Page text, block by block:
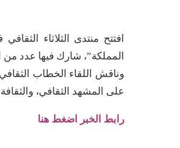
المملكة”، شارك فيها عدد من
وناقش اللقاء الخطاب
على المشهد الثقافي،
رابط الخبر اضغط هنا